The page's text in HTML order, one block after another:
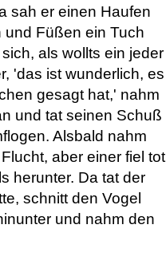
sah er einen Haufen
und Füßen ein Tuch
als wollts ein jeder
'das ist wunderlich, es
gesagt hat,' nahm
und tat seinen Schuß
Alsbald nahm
aber einer fiel tot
herunter. Da tat der
schnitt den Vogel
und nahm den